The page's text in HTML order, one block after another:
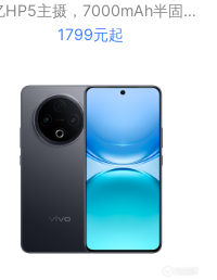
2亿HP5主摄，7000mAh半固态蓝海电池
1799元起